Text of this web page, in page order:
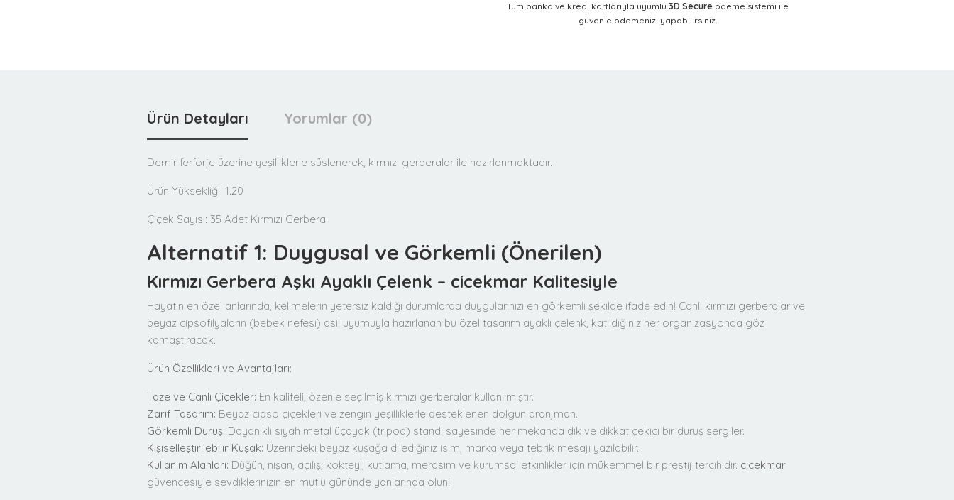
Tüm banka ve kredi kartlarıyla uyumlu 3D Secure ödeme sistemi ile
güvenle ödemenizi yapabilirsiniz.
Ürün Detayları Yorumlar (0)
Demir ferforje üzerine yeşilliklerle süslenerek, kırmızı gerberalar ile hazırlanmaktadır.
Ürün Yüksekliği: 1.20
Çiçek Sayısı: 35 Adet Kırmızı Gerbera
Alternatif 1: Duygusal ve Görkemli (Önerilen)
Kırmızı Gerbera Aşkı Ayaklı Çelenk – cicekmar Kalitesiyle
Hayatın en özel anlarında, kelimelerin yetersiz kaldığı durumlarda duygularınızı en görkemli şekilde ifade edin! Canlı kırmızı gerberalar ve
beyaz cipsofilyaların (bebek nefesi) asil uyumuyla hazırlanan bu özel tasarım ayaklı çelenk, katıldığınız her organizasyonda göz
kamaştıracak.
Ürün Özellikleri ve Avantajları:
Taze ve Canlı Çiçekler: En kaliteli, özenle seçilmiş kırmızı gerberalar kullanılmıştır.
Zarif Tasarım: Beyaz cipso çiçekleri ve zengin yeşilliklerle desteklenen dolgun aranjman.
Görkemli Duruş: Dayanıklı siyah metal üçayak (tripod) standı sayesinde her mekanda dik ve dikkat çekici bir duruş sergiler.
Kişiselleştirilebilir Kuşak: Üzerindeki beyaz kuşağa dilediğiniz isim, marka veya tebrik mesajı yazılabilir.
Kullanım Alanları: Düğün, nişan, açılış, kokteyl, kutlama, merasim ve kurumsal etkinlikler için mükemmel bir prestij tercihidir. cicekmar
güvencesiyle sevdiklerinizin en mutlu gününde yanlarında olun!